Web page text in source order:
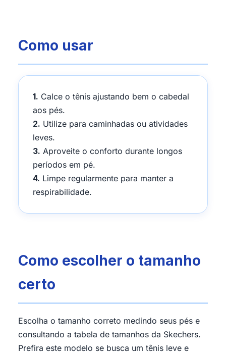
Como usar
1. Calce o tênis ajustando bem o cabedal
aos pés.
2. Utilize para caminhadas ou atividades
leves.
3. Aproveite o conforto durante longos
períodos em pé.
4. Limpe regularmente para manter a
respirabilidade.
Como escolher o tamanho
certo
Escolha o tamanho correto medindo seus pés e
consultando a tabela de tamanhos da Skechers.
Prefira este modelo se busca um tênis leve e